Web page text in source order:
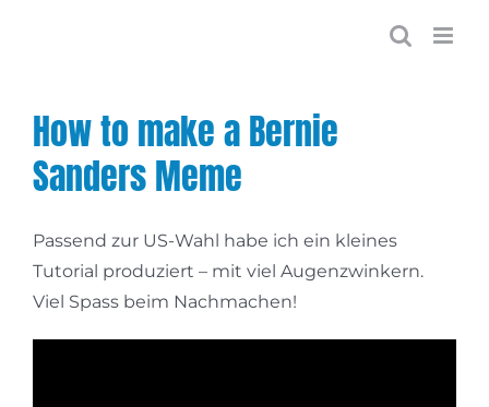
How to make a Bernie
Sanders Meme
Passend zur US-Wahl habe ich ein kleines
Tutorial produziert – mit viel Augenzwinkern.
Viel Spass beim Nachmachen!